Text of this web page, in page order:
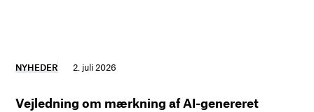
NYHEDER 2. juli 2026
Vejledning om mærkning af AI-genereret